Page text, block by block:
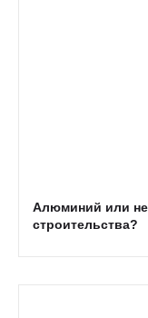
Алюминий или
строительства?